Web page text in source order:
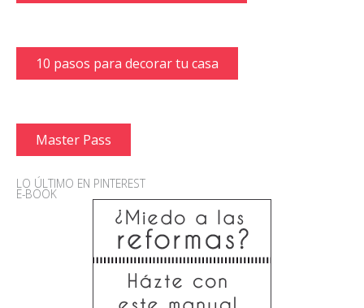
10 pasos para decorar tu casa
Master Pass
LO ÚLTIMO EN PINTEREST
E-BOOK